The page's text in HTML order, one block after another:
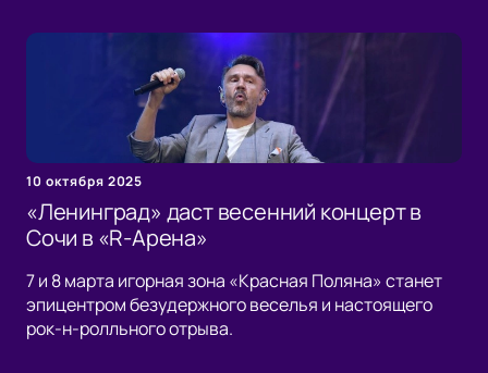
10 октября 2025
«Ленинград» даст весенний концерт в
Сочи в «R-Арена»
7 и 8 марта игорная зона «Красная Поляна» станет
эпицентром безудержного веселья и настоящего
рок-н-ролльного отрыва.